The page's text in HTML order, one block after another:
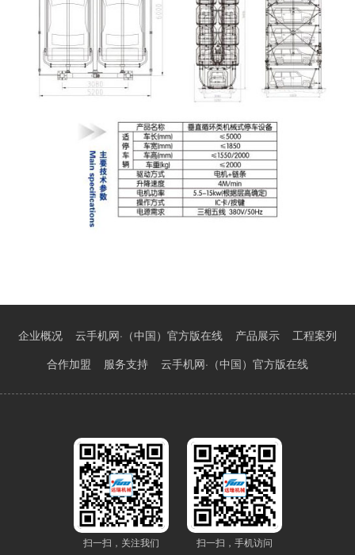
企业概况 云手机网·（中国）官方版在线 产品展示
工程案列
合作加盟
服务支持 云手机网·（中国）官方版在线
扫一扫，关注我们 扫一扫，手机访问